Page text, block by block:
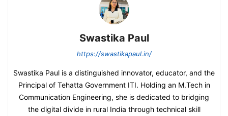
Swastika Paul
https://swastikapaul.in/
Swastika Paul is a distinguished innovator, educator, and the
Principal of Tehatta Government ITI. Holding an M.Tech in
Communication Engineering, she is dedicated to bridging
the digital divide in rural India through technical skill